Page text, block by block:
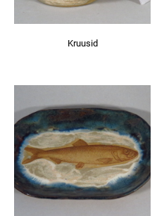
Kruusid